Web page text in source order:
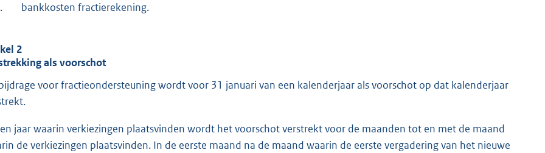
bankkosten fractierekening.
2
als voorschot
voor fractieondersteuning wordt voor 31 januari van een kalenderjaar als voorschot op dat kalenderjaar
jaar waarin verkiezingen plaatsvinden wordt het voorschot verstrekt voor de maanden tot en met de maand
de verkiezingen plaatsvinden. In de eerste maand na de maand waarin de eerste vergadering van het nieuwe